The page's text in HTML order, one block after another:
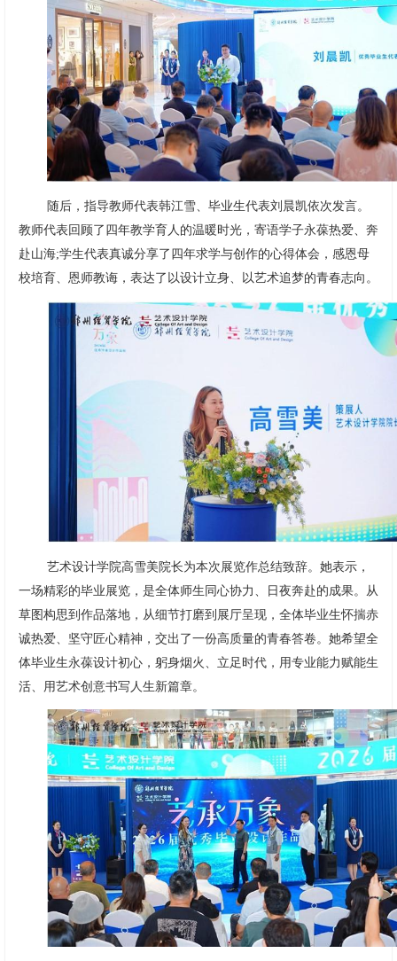
随后，指导教师代表韩江雪、毕业生代表刘晨凯依次发言。
教师代表回顾了四年教学育人的温暖时光，寄语学子永葆热爱、奔
赴山海;学生代表真诚分享了四年求学与创作的心得体会，感恩母
校培育、恩师教诲，表达了以设计立身、以艺术追梦的青春志向。
艺术设计学院高雪美院长为本次展览作总结致辞。她表示，
一场精彩的毕业展览，是全体师生同心协力、日夜奔赴的成果。从
草图构思到作品落地，从细节打磨到展厅呈现，全体毕业生怀揣赤
诚热爱、坚守匠心精神，交出了一份高质量的青春答卷。她希望全
体毕业生永葆设计初心，躬身烟火、立足时代，用专业能力赋能生
活、用艺术创意书写人生新篇章。